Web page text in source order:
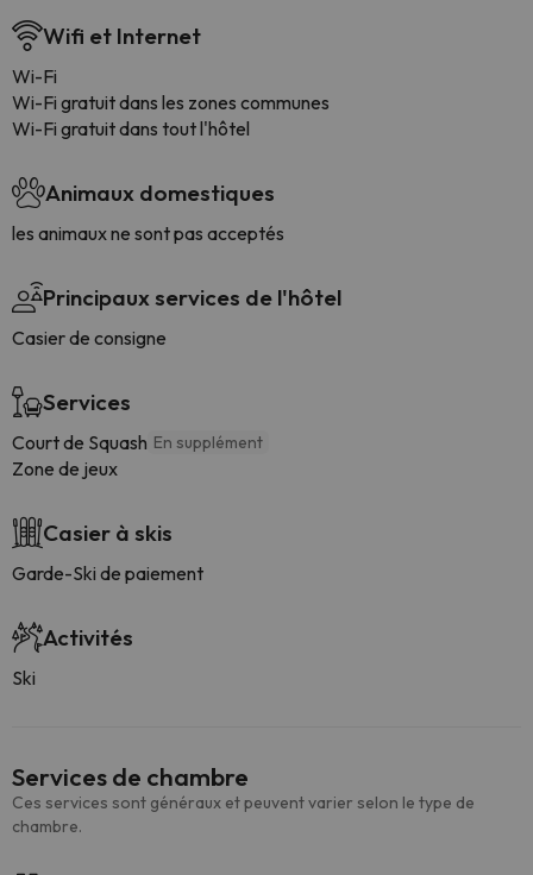
Wifi et Internet
Wi-Fi
Wi-Fi gratuit dans les zones communes
Wi-Fi gratuit dans tout l'hôtel
Animaux domestiques
les animaux ne sont pas acceptés
Principaux services de l'hôtel
Casier de consigne
Services
Court de Squash En supplément
Zone de jeux
Casier à skis
Garde-Ski de paiement
Activités
Ski
Services de chambre
Ces services sont généraux et peuvent varier selon le type de
chambre.